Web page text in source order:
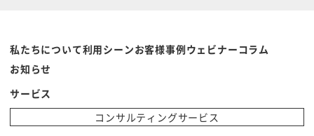
私たちについて利用シーンお客様事例ウェビナー コラム
お知らせ
サービス
コンサルティングサービス